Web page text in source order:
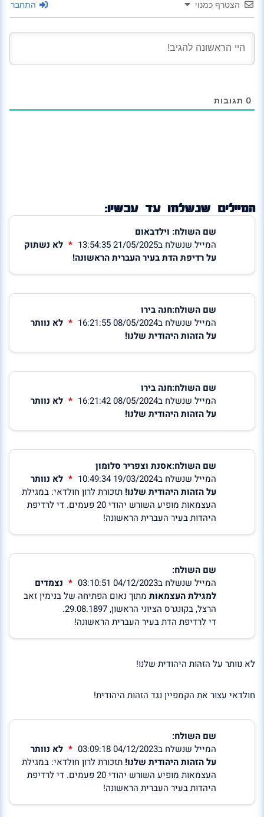
הצטרף כמנוי התחבר
0 תגובות
המיילים שנשלחו עד עכשיו:
שם השולח: וילדבאום
המייל שנשלח ב21/05/2025 13:54:35
לא נשתוק
על רדיפת הדת בעיר העברית הראשונה!
שם השולח:חנה בירו
המייל שנשלח ב08/05/2024 16:21:55
לא נוותר
על הזהות היהודית שלנו!
שם השולח:חנה בירו
המייל שנשלח ב08/05/2024 16:21:42
לא נוותר
על הזהות היהודית שלנו!
שם השולח:אסנת וצפריר סלומון
המייל שנשלח ב19/03/2024 10:49:34
לא נוותר
על הזהות היהודית שלנו! תזכורת לרון חולדאי: במגילת
העצמאות מופיע השורש יהודי 20 פעמים. די לרדיפת
היהדות בעיר העברית הראשונה!
שם השולח:
המייל שנשלח ב04/12/2023 03:10:51
נצמדים
למגילת העצמאות מתוך נאום הפתיחה של בנימין זאב
הרצל, בקונגרס הציוני הראשון, 29.08.1897.
די לרדיפת הדת בעיר העברית הראשונה!
לא נוותר על הזהות היהודית שלנו!
חולדאי עצור את הקמפיין נגד הזהות היהודית!
שם השולח:
המייל שנשלח ב04/12/2023 03:09:18
לא נוותר
על הזהות היהודית שלנו! תזכורת לרון חולדאי: במגילת
העצמאות מופיע השורש יהודי 20 פעמים. די לרדיפת
היהדות בעיר העברית הראשונה!